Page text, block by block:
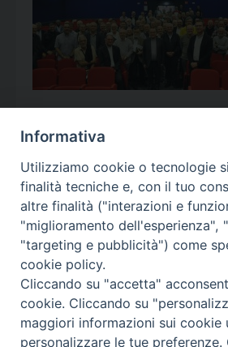
Calendario
<< Ago 2026
l m m g v
27
28
3
4 5 6 7
10
11 12 13 14
Informativa
Utilizziamo cookie o tecnologie
finalità tecniche e, con il tuo
altre finalità ("interazioni e
"miglioramento dell'esperienza",
"targeting e pubblicità") come
cookie policy.
Cliccando su "accetta"
cookie. Cliccando su
maggiori informazioni sui cookie
personalizzare le tue preferenze.